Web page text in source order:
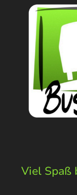
Viel Spaß